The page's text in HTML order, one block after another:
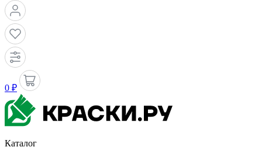
0 ₽
Каталог